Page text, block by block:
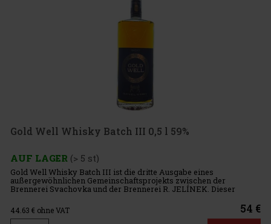
Gold Well Whisky Batch III 0,5 l 59%
AUF LAGER (> 5 st)
Gold Well Whisky Batch III ist die dritte Ausgabe eines
außergewöhnlichen Gemeinschaftsprojekts zwischen der
Brennerei Svachovka und der Brennerei R. JELÍNEK. Dieser
herausgegeben wird, wurde spe
44.63 € ohne VAT 54 €